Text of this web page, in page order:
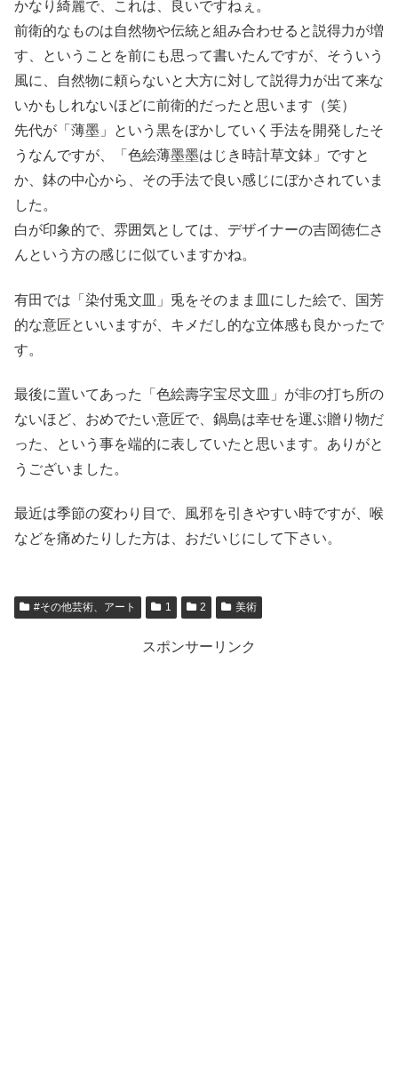
かなり綺麗で、これは、良いですねぇ。
前衛的なものは自然物や伝統と組み合わせると説得力が増
す、ということを前にも思って書いたんですが、そういう
風に、自然物に頼らないと大方に対して説得力が出て来な
いかもしれないほどに前衛的だったと思います（笑）
先代が「薄墨」という黒をぼかしていく手法を開発したそ
うなんですが、「色絵薄墨墨はじき時計草文鉢」ですと
か、鉢の中心から、その手法で良い感じにぼかされていま
した。
白が印象的で、雰囲気としては、デザイナーの吉岡徳仁さ
んという方の感じに似ていますかね。
有田では「染付兎文皿」兎をそのまま皿にした絵で、国芳
的な意匠といいますが、キメだし的な立体感も良かったで
す。
最後に置いてあった「色絵壽字宝尽文皿」が非の打ち所の
ないほど、おめでたい意匠で、鍋島は幸せを運ぶ贈り物だ
った、という事を端的に表していたと思います。ありがと
うございました。
最近は季節の変わり目で、風邪を引きやすい時ですが、喉
などを痛めたりした方は、おだいじにして下さい。
#その他芸術、アート 1 2 美術
スポンサーリンク